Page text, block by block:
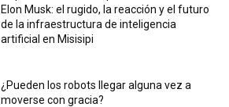
Elon Musk: el rugido, la reacción y el futuro
de la infraestructura de inteligencia
artificial en Misisipi
¿Pueden los robots llegar alguna vez a
moverse con gracia?